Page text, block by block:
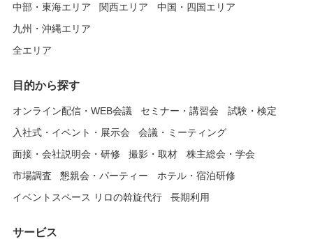
中部・東海エリア
関西エリア
中国・四国エリア
九州・沖縄エリア
全エリア
目的から探す
オンライン配信・WEB会議 セミナー・講習会
試験・検定
入社式・イベント・展示会
会議・ミーティング
面接・会社説明会・研修
撮影・取材
株主総会・学会
市場調査
懇親会・パーティー
ホテル・宿泊研修
イベントスペース リロの斡旋代行
長期利用
サービス